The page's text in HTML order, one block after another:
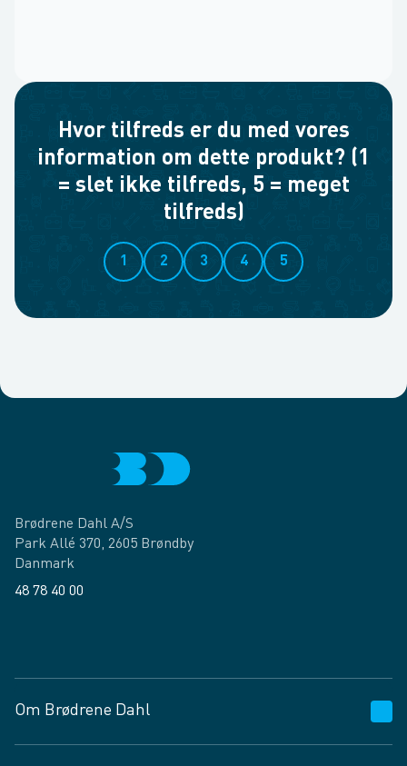
Hvor tilfreds er du med vores
information om dette produkt? (1
= slet ikke tilfreds, 5 = meget
tilfreds)
1 2 3 4 5
Brødrene Dahl A/S
Park Allé 370, 2605 Brøndby
Danmark
48 78 40 00
Om Brødrene Dahl